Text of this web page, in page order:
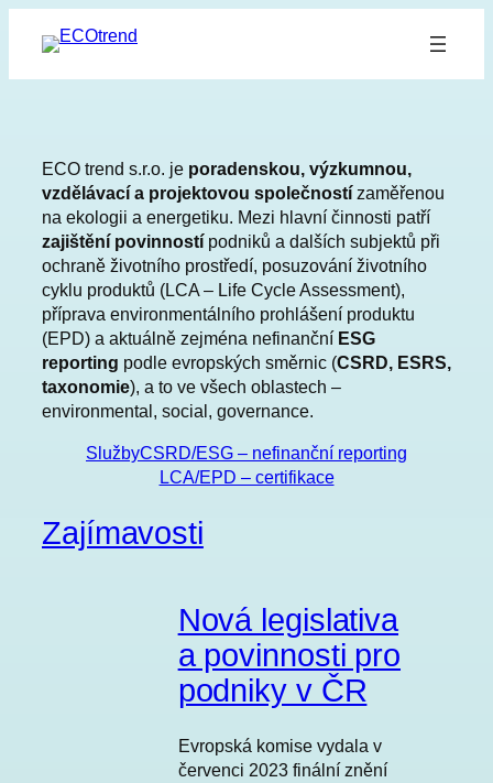
ECO trend s.r.o. je poradenskou, výzkumnou,
vzdělávací a projektovou společnostízaměřenou
na ekologii a energetiku. Mezi hlavní činnosti patří
zajištění povinnostípodniků a dalších subjektů při
ochraně životního prostředí, posuzování životního
cyklu produktů (LCA – Life Cycle Assessment),
příprava environmentálního prohlášení produktu
(EPD) a aktuálně zejména nefinanční ESG
reporting podle evropských směrnic (CSRD, ESRS,
taxonomie), a to ve všech oblastech –
environmental, social, governance.
SlužbyCSRD/ESG – nefinanční reporting
LCA/EPD – certifikace
Zajímavosti
Nová legislativa
a povinnosti pro
podniky v ČR
Evropská komise vydala v
červenci 2023 finální znění